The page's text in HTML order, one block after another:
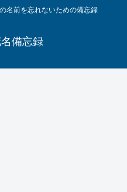
名前を忘れないための備忘録
備忘録